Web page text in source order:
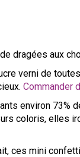
dragées aux
verni de
Commander
environ 73%
coloris, elles
ces mini